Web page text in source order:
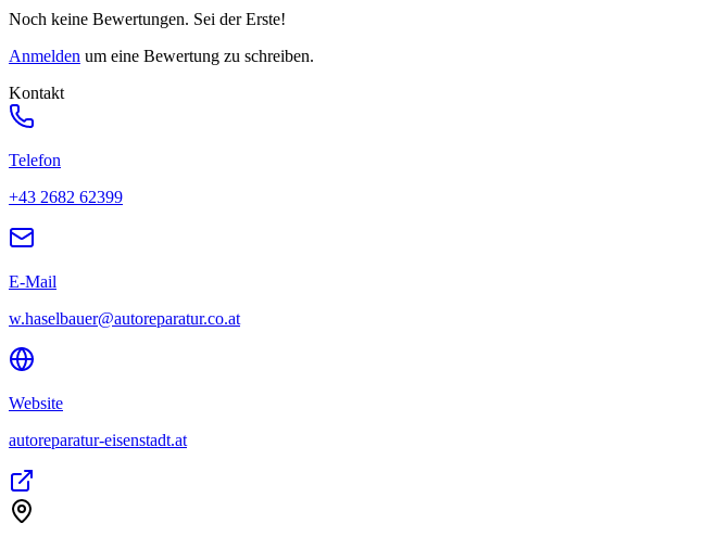
Noch keine Bewertungen. Sei der Erste!
Anmelden um eine Bewertung zu schreiben.
Kontakt
Telefon
+43 2682 62399
E-Mail
w.haselbauer@autoreparatur.co.at
Website
autoreparatur-eisenstadt.at